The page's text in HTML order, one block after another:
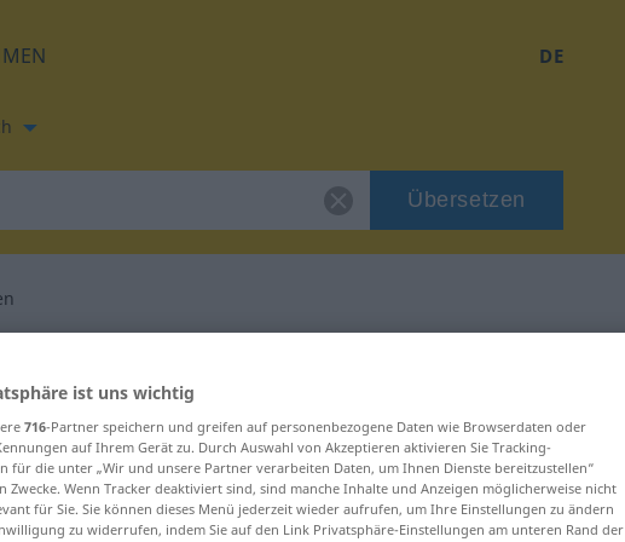
DE
Übersetzen
für "fungieren"
ist uns wichtig
716-Partner speichern und greifen auf personenbezogene Daten wie Browserdaten oder
auf Ihrem Gerät zu. Durch Auswahl von Akzeptieren aktivieren Sie Tracking-
für die unter „Wir und unsere Partner verarbeiten Daten, um Ihnen Dienste bereitzustellen“
Zwecke. Wenn Tracker deaktiviert sind, sind manche Inhalte und Anzeigen möglicherweise nicht
für Sie. Sie können dieses Menü jederzeit wieder aufrufen, um Ihre Einstellungen zu ändern
zu widerrufen, indem Sie auf den Link Privatsphäre-Einstellungen am unteren Rand der